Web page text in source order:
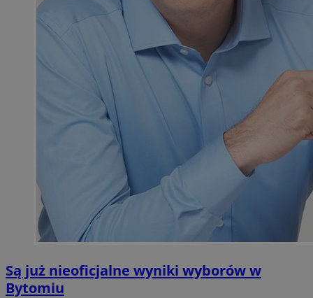
Są już nieoficjalne wyniki wyborów w
Bytomiu